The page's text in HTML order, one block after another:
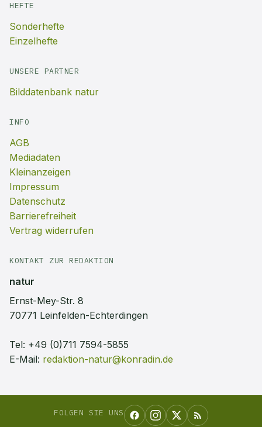
HEFTE
Sonderhefte
Einzelhefte
UNSERE PARTNER
Bilddatenbank natur
INFO
AGB
Mediadaten
Kleinanzeigen
Impressum
Datenschutz
Barrierefreiheit
Vertrag widerrufen
KONTAKT ZUR REDAKTION
natur
Ernst-Mey-Str. 8
70771 Leinfelden-Echterdingen
Tel: +49 (0)711 7594-5855
E-Mail: redaktion-natur@konradin.de
FOLGEN SIE UNS